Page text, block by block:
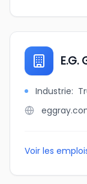
Industrie:
Voir les